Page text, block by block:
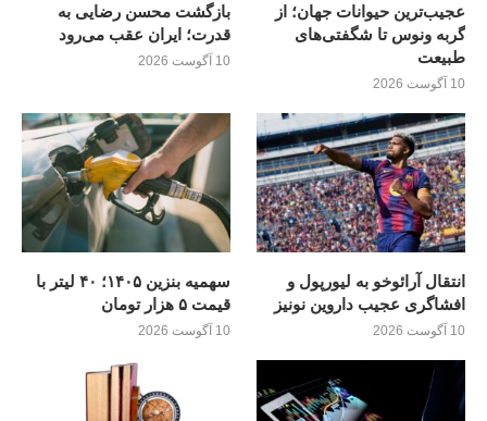
عجیب‌ترین حیوانات جهان؛ از
گربه ونوس تا شگفتی‌های
طبیعت
10 آگوست 2026
بازگشت محسن رضایی به
قدرت؛ ايران عقب می‌رود
10 آگوست 2026
انتقال آرائوخو به لیورپول و
افشاگری عجیب داروین نونیز
10 آگوست 2026
سهمیه بنزین ۱۴۰۵؛ ۴۰ لیتر با
قیمت ۵ هزار تومان
10 آگوست 2026